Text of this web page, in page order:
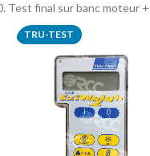
Test final sur banc moteur
TRU-TEST